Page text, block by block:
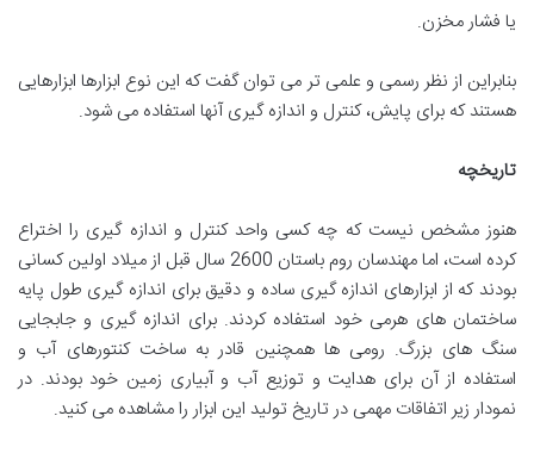
یا فشار مخزن.
بنابراین از نظر رسمی و علمی تر می توان گفت که این نوع ابزارها ابزارهایی
هستند که برای پایش، کنترل و اندازه گیری آنها استفاده می شود.
تاریخچه
هنوز مشخص نیست که چه کسی واحد کنترل و اندازه گیری را اختراع
کرده است، اما مهندسان روم باستان 2600 سال قبل از میلاد اولین کسانی
بودند که از ابزارهای اندازه گیری ساده و دقیق برای اندازه گیری طول پایه
ساختمان های هرمی خود استفاده کردند. برای اندازه گیری و جابجایی
سنگ های بزرگ. رومی ها همچنین قادر به ساخت کنتورهای آب و
استفاده از آن برای هدایت و توزیع آب و آبیاری زمین خود بودند. در
نمودار زیر اتفاقات مهمی در تاریخ تولید این ابزار را مشاهده می کنید.